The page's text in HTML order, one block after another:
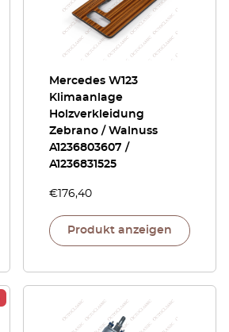
Mercedes W123
Klimaanlage
Holzverkleidung
Zebrano / Walnuss
A1236803607 /
A1236831525
€ 176,40
Produkt anzeigen